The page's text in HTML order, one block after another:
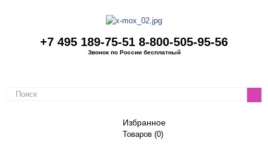
+7 495 189-75-51 8-800-505-95-56
Звонок по России бесплатный
Избранное
Товаров (0)